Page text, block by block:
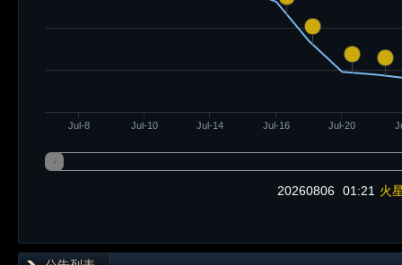
Jul-8 Jul-10 Jul-14 Jul-16 Jul-20
20260806 01:21 火